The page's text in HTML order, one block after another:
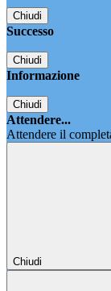
Chiudi
Successo
Chiudi
Informazione
Chiudi
Attendere...
Attendere il
Chiudi